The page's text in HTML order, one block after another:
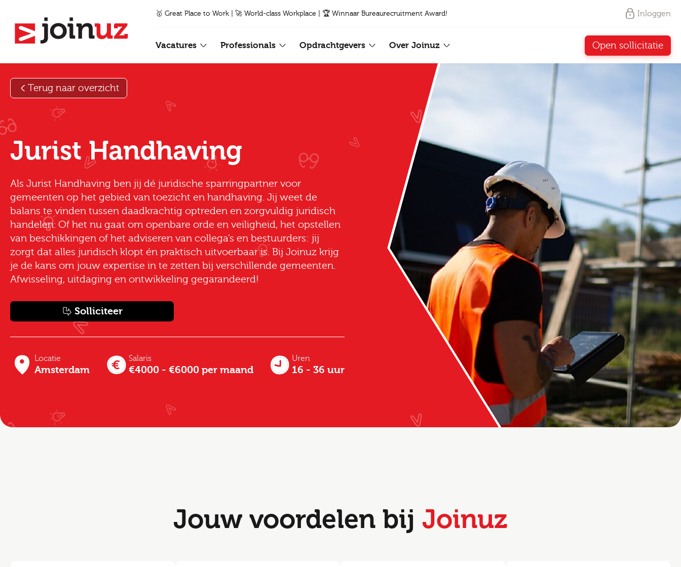
🥇 Great Place to Work | 🚀 World-class Workplace | 🏆 Winnaar Bureaurecruitment Award! Inloggen
Vacatures Professionals Opdrachtgevers Over Joinuz Open sollicitatie
Terug naar overzicht
Jurist Handhaving
Als Jurist Handhaving ben jij dé juridische sparringpartner voor
gemeenten op het gebied van toezicht en handhaving. Jij weet de
balans te vinden tussen daadkrachtig optreden en zorgvuldig juridisch
handelen. Of het nu gaat om openbare orde en veiligheid, het opstellen
van beschikkingen of het adviseren van collega’s en bestuurders: jij
zorgt dat alles juridisch klopt én praktisch uitvoerbaar is. Bij Joinuz krijg
je de kans om jouw expertise in te zetten bij verschillende gemeenten.
Afwisseling, uitdaging en ontwikkeling gegarandeerd!
Solliciteer
Locatie
Amsterdam
Salaris
€4000 - €6000 per maand
Uren
16 - 36 uur
Jouw voordelen bij Joinuz